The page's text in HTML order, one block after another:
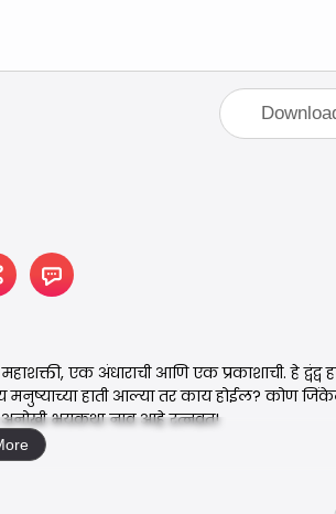
महाशक्ती, एक अंधाराची आणि एक प्रकाशाची. हे द्वंद्व
मनुष्याच्या हाती आल्या तर काय होईल? कोण
अनोखी भयकथा नाव आहे रत्नव्रत!